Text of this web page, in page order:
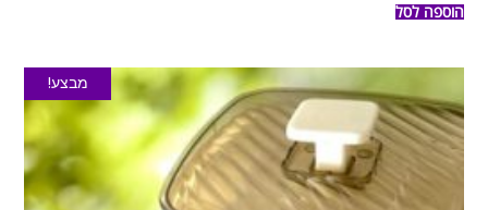
הוספה לסל
מבצע!